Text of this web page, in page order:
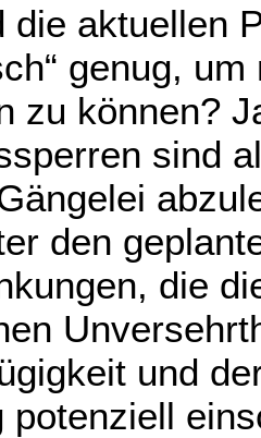
die aktuellen
genug,
zu können?
sind
den
die
und
potenziell